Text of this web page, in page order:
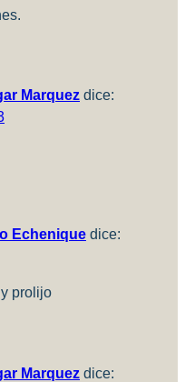
Marquez dice:
Echenique dice:
prolijo
Marquez dice: